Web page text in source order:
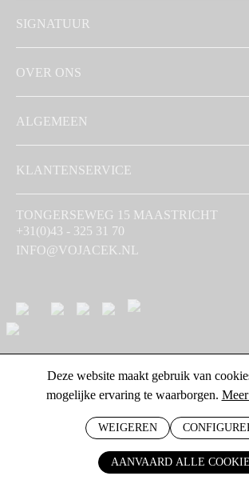
SIGNATUUR
OVER ONS
ALGEMEEN
KLANTENSERVICE
TONGERSEWEG 15 MAASTRICHT
+31(0)43 - 325 31 70
INFO@VOJACEK.NL
Deze website maakt gebruik van
mogelijke ervaring te waarborgen.
WEIGEREN
AANVAARD ALLE